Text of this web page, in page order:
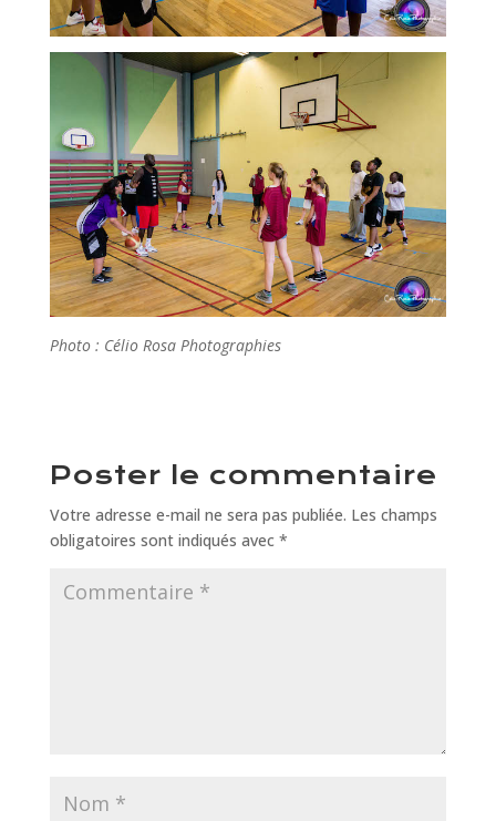
Photo : Célio Rosa Photographies
Poster le commentaire
Votre adresse e-mail ne sera pas publiée. Les champs
obligatoires sont indiqués avec *